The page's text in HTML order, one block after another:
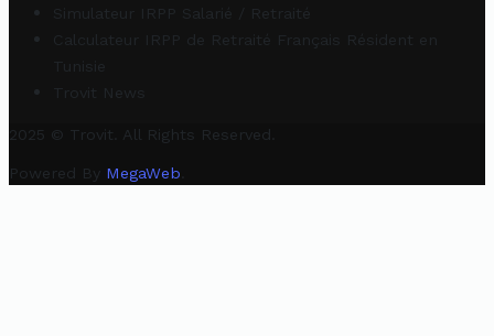
Simulateur IRPP Salarié / Retraité
Calculateur IRPP de Retraité Français Résident en
Tunisie
Trovit News
2025 © Trovit. All Rights Reserved.
Powered By MegaWeb